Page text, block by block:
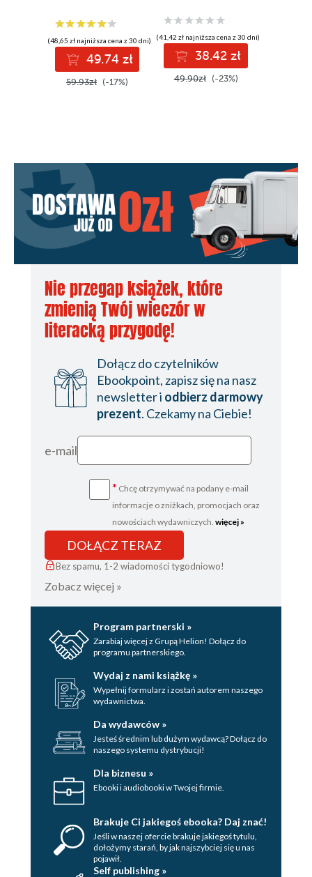
(48,65 zł najniższa cena z 30 dni)
49.74 zł
59.93zł (-17%)
(41,42 zł najniższa cena z 30 dni)
38.42 zł
49.90zł (-23%)
Nie przegap książek, które
zmienią Twój wieczór w
literacką przygodę!
Dołącz do czytelników
Ebookpoint, zapisz się na nasz
newsletter i odbierz darmowy
prezent. Czekamy na Ciebie!
e-mail
* Chcę otrzymywać na podany e-mail
informacje o zniżkach, promocjach oraz
nowościach wydawniczych. więcej »
DOŁĄCZ TERAZ
Bez spamu, 1-2 wiadomości tygodniowo!
Zobacz więcej »
Program partnerski »
Zarabiaj więcej z Grupą Helion! Dołącz do
programu partnerskiego.
Wydaj z nami książkę »
Wypełnij formularz i zostań autorem naszego
wydawnictwa.
Da wydawców »
Jesteś średnim lub dużym wydawcą? Dołącz do
naszego systemu dystrybucji!
Dla biznesu »
Ebooki i audiobooki w Twojej firmie.
Brakuje Ci jakiegoś ebooka? Daj znać!
Jeśli w naszej ofercie brakuje jakiegoś tytulu,
dołożymy starań, by jak najszybciej się u nas
pojawił.
Self publishing »